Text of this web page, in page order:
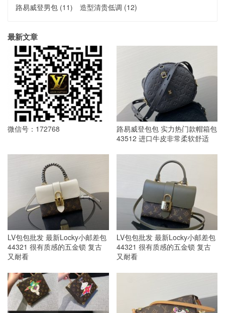
路易威登男包 (11) 造型清贵低调 (12)
最新文章
微信号：172768
路易威登包包 实力热门款帽箱包
43512 进口牛皮非常柔软舒适
LV包包批发 最新Locky小邮差包
44321 很有质感的五金锁 复古
又耐看
LV包包批发 最新Locky小邮差包
44321 很有质感的五金锁 复古
又耐看